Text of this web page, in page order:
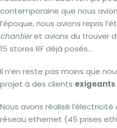
contemporaine que nous
l’époque, nous avions repris
chantieret avions du trouver
15 stores RF déjà posés…
Il n’en reste pas moins que
projet à des clients exigeants
Nous avons réalisé
réseau ethernet (45 prises